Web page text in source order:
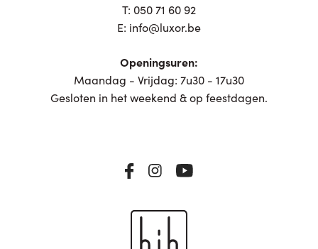
T: 050 71 60 92
E: info@luxor.be
Openingsuren:
Maandag - Vrijdag: 7u30 - 17u30
Gesloten in het weekend & op feestdagen.